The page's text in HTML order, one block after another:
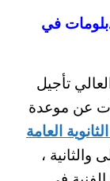
في
تأجيل
عن موعدة
العامة
والثانية ،